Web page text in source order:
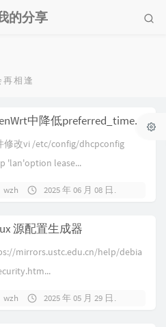
的分享
相逢
OpenWrt中降低preferred_time和valid_time增加IPv6的稳定性
修改vi /etc/config/dhcpconfig
'lan'option lease...
wzh 2025 年 06 月 08 日
源配置生成器
mirrors.ustc.edu.cn/help/debia
wzh 2025 年 05 月 29 日